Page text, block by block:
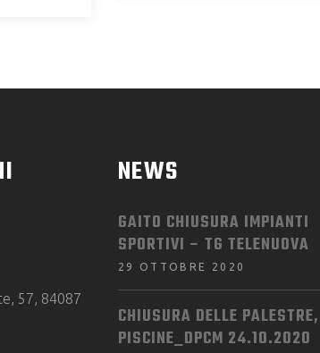
57, 84087
NEWS
GAITO CHIUSURA IMPIANTI
SPORTIVI – TG TELENUOVA
29 OTTOBRE 2020
CHIUSURA DELLE PALESTRE,
PISCINE_DPCM 24.10.2020